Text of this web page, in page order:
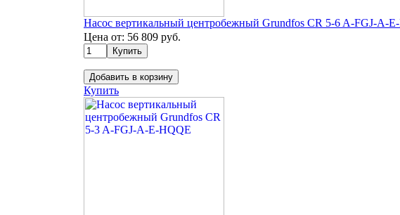
Насос вертикальный центробежный Grundfos CR 5-6 A-FGJ-A-
Цена от: 56 809 руб.
Добавить в корзину
Купить